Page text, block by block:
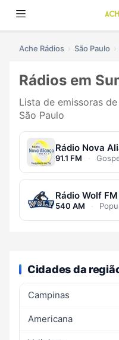
Ache Rádios São Paulo
Rádios em
Lista de emissoras
São Paulo
Rádio Nova
91.1 FM ·
Rádio Wolf FM
540 AM ·
Cidades da
Campinas
Americana